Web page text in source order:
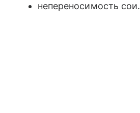
непереносимость сои.